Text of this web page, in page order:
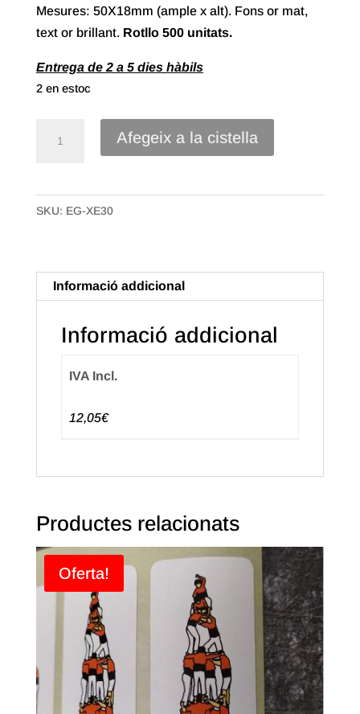
Mesures: 50X18mm (ample x alt). Fons or mat,
text or brillant. Rotllo 500 unitats.
Entrega de 2 a 5 dies hàbils
2 en estoc
Adhesiva
"Felicidades"
Afegeix a la cistella
SKU: EG-XE30
Informació addicional
Informació addicional
IVA Incl.
12,05€
Productes relacionats
Oferta!